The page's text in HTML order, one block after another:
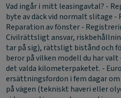
Vad ingår i mitt leasingavtal? -
byte av däck vid normalt slitage -
Reparation av fönster -
Civilrättsligt ansvar,
tar på sig), rättsligt bistånd och
beror på vilken modell du har
det valda kilometerpaketet. -
ersättningsfordon i fem dagar
på vägen (tekniskt haveri eller